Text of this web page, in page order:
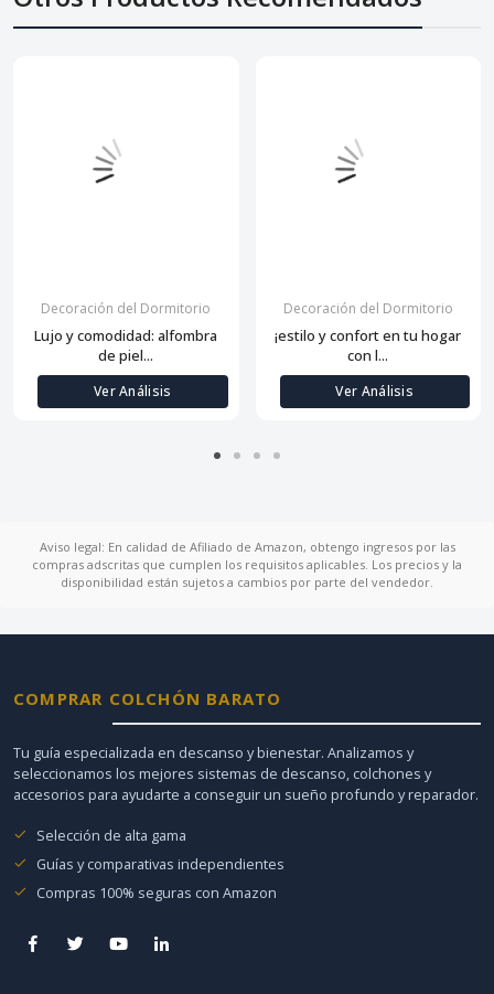
Decoración del Dormitorio
Lujo y comodidad: alfombra
de piel...
Ver Análisis
Decoración del Dormitorio
¡estilo y confort en tu hogar
con l...
Ver Análisis
Aviso legal: En calidad de Afiliado de Amazon, obtengo ingresos por las
compras adscritas que cumplen los requisitos aplicables. Los precios y la
disponibilidad están sujetos a cambios por parte del vendedor.
COMPRAR COLCHÓN BARATO
Tu guía especializada en descanso y bienestar. Analizamos y
seleccionamos los mejores sistemas de descanso, colchones y
accesorios para ayudarte a conseguir un sueño profundo y reparador.
Selección de alta gama
Guías y comparativas independientes
Compras 100% seguras con Amazon